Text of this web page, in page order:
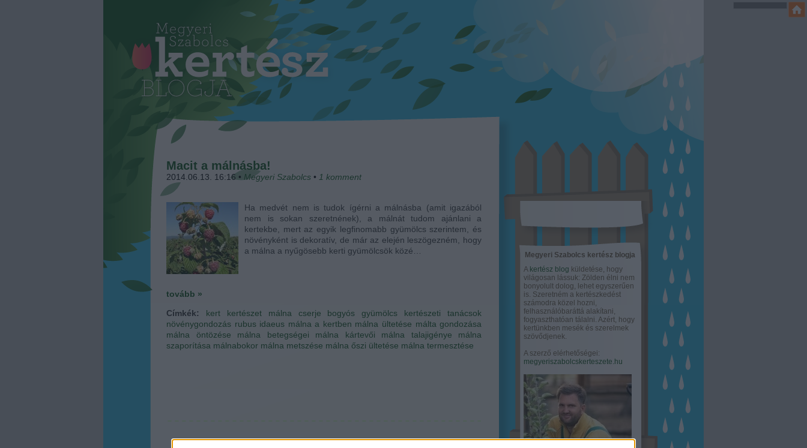
Macit a málnásba!
2014.06.13. 16:16 • Megyeri Szabolcs • 1 komment
Ha medvét nem is tudok ígérni a málnásba (amit igazából
nem is sokan szeretnének), a málnát tudom ajánlani a
kertekbe, mert az egyik legfinomabb gyümölcs szerintem, és
növényként is dekoratív, de már az elején leszögezném, hogy
a málna a nyűgösebb kerti gyümölcsök közé…
tovább »
Címkék: kert kertészet málna cserje bogyós gyümölcs
kertészeti tanácsok
növénygondozás rubus idaeus málna a kertben málna ültetése málta gondozása
málna öntözése
málna betegségei málna kártevői málna talajigénye
málna
szaporítása málnabokor málna metszése málna őszi ültetése málna termesztése
Megyeri Szabolcs kertész blogja
A kertész blog küldetése, hogy
világosan lássuk: Zölden élni nem
bonyolult dolog, lehet egyszerűen
is. Szeretném a kertészkedést
számodra közel hozni,
felhasználóbaráttá alakítani,
fogyaszthatóan tálalni. Azért, hogy
kertünkben mesék és szerelmek
szövődjenek.
A szerző elérhetőségei:
megyeriszabolcskerteszete.hu